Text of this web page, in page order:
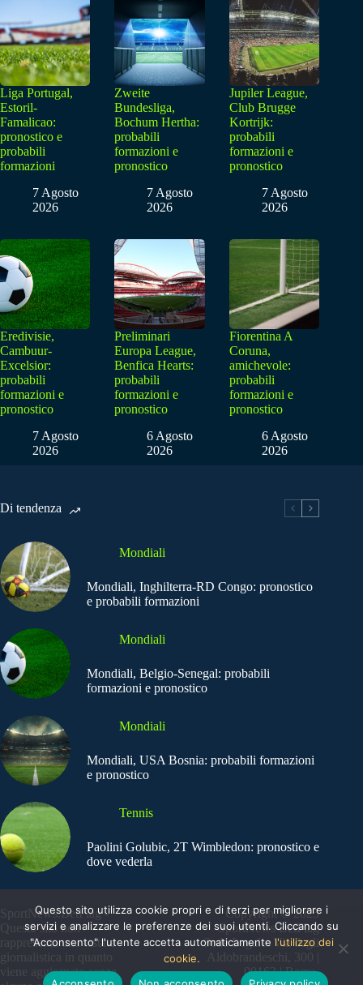
Liga Portugal,
Estoril-
Famalicao:
pronostico e
probabili
formazioni
7 Agosto
2026
Zweite
Bundesliga,
Bochum Hertha:
probabili
formazioni e
pronostico
7 Agosto
2026
Jupiler League,
Club Brugge
Kortrijk:
probabili
formazioni e
pronostico
7 Agosto
2026
Eredivisie,
Cambuur-
Excelsior:
probabili
formazioni e
pronostico
7 Agosto
2026
Preliminari
Europa League,
Benfica Hearts:
probabili
formazioni e
pronostico
6 Agosto
2026
Fiorentina A
Coruna,
amichevole:
probabili
formazioni e
pronostico
6 Agosto
2026
Di tendenza
Mondiali
Mondiali, Inghilterra-RD Congo: pronostico
e probabili formazioni
Mondiali
Mondiali, Belgio-Senegal: probabili
formazioni e pronostico
Mondiali
Mondiali, USA Bosnia: probabili formazioni
e pronostico
Tennis
Paolini Golubic, 2T Wimbledon: pronostico e
dove vederla
SportNews.BetFlag -
Questo sito non
rappresenta una testata
giornalistica in quanto
viene aggiornato senza
Copyright © 2025
SportNews BetFlag
Sede Legale: Via degli
Aldobrandeschi, 300 |
00163 | Roma
Questo sito utilizza cookie propri e di terzi per migliorare i
servizi e analizzare le preferenze dei suoi utenti. Cliccando su
"Acconsento" l'utente accetta automaticamente l'utilizzo dei
cookie.